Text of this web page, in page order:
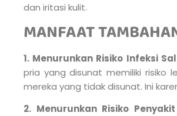
dan iritasi kulit.
MANFAAT
1. Menurunkan Risiko Infeksi
pria yang disunat memiliki risiko
mereka yang tidak disunat. Ini
2. Menurunkan Risiko